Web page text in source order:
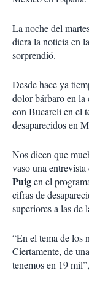
La noche del
diera la noticia en
sorprendió.
Desde hace ya
dolor bárbaro en
con Bucareli en el
desaparecidos en
Nos dicen que
vaso una
Puigen el
cifras de
superiores a las de
“En el tema de los
Ciertamente, de
tenemos en 19